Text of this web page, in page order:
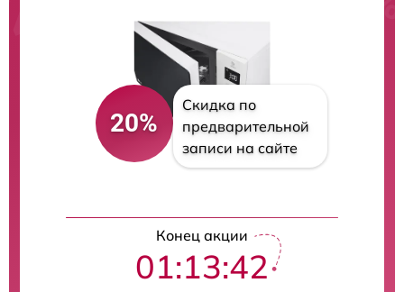
20%
Скидка по
предварительной
записи на сайте
Конец акции
01:13:42